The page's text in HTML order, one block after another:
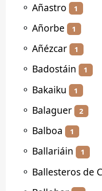
⚬ Añastro 1
⚬ Añorbe 1
⚬ Añézcar 1
⚬ Badostáin 1
⚬ Bakaiku 1
⚬ Balaguer 2
⚬ Balboa 1
⚬ Ballariáin 1
⚬ Ballesteros de